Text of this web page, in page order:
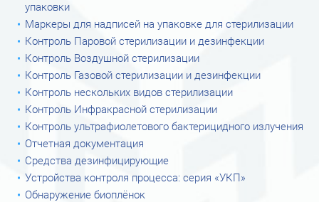
упаковки
Маркеры для надписей на упаковке для стерилизации
Контроль Паровой стерилизации и дезинфекции
Контроль Воздушной стерилизации
Контроль Газовой стерилизации и дезинфекции
Контроль нескольких видов стерилизации
Контроль Инфракрасной стерилизации
Контроль ультрафиолетового бактерицидного излучения
Отчетная документация
Средства дезинфицирующие
Устройства контроля процесса: серия «УКП»
Обнаружение биоплёнок